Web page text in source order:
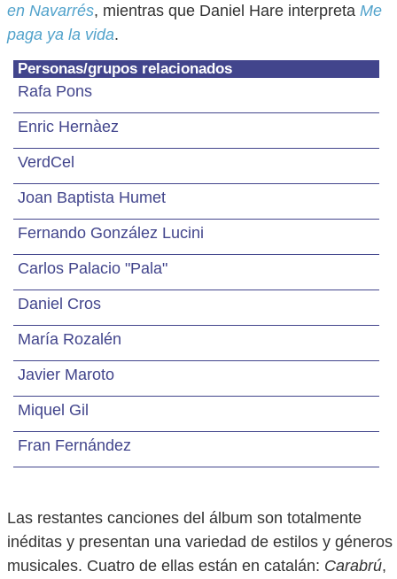
en Navarrés, mientras que Daniel Hare interpreta Me
paga ya la vida.
Personas/grupos relacionados
Rafa Pons
Enric Hernàez
VerdCel
Joan Baptista Humet
Fernando González Lucini
Carlos Palacio "Pala"
Daniel Cros
María Rozalén
Javier Maroto
Miquel Gil
Fran Fernández
Las restantes canciones del álbum son totalmente
inéditas y presentan una variedad de estilos y géneros
musicales. Cuatro de ellas están en catalán: Carabrú,